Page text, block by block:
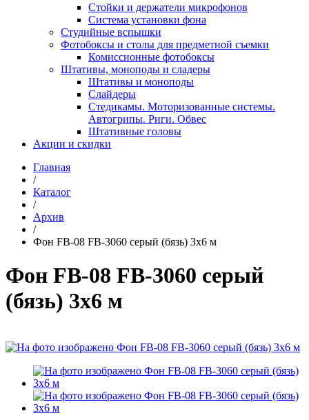
Стойки и держатели микрофонов
Система установки фона
Студийные вспышки
Фотобоксы и столы для предметной съемки
Комиссионные фотобоксы
Штативы, моноподы и сладеры
Штативы и моноподы
Слайдеры
Стедикамы. Моторизованные системы.
Автогрипы. Риги. Обвес
Штативные головы
Акции и скидки
Главная
/
Каталог
/
Архив
/
Фон FB-08 FB-3060 серый (бязь) 3x6 м
Фон FB-08 FB-3060 серый
(бязь) 3x6 м